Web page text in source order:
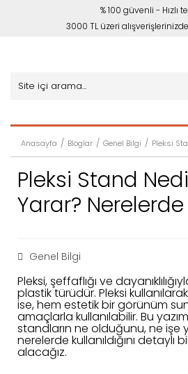
% 100 güvenli - Hızlı
3000 TL üzeri
Anasayfa Bloglar Genel Bilgi Pleksi
Pleksi Stand
Yarar? Nerelerde
Genel Bilgi
Pleksi, şeffaflığı ve
plastik türüdür. Pleksi
ise, hem estetik bir görünüm
amaçlarla kullanılabilir. Bu
standların ne olduğunu, ne işe
nerelerde kullanıldığını detaylı
alacağız.